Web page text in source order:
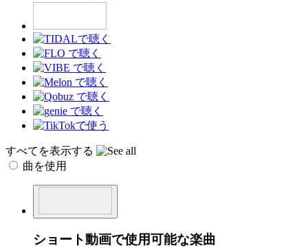
すべてを表示する
曲を使用
ショート動画で使用可能な楽曲